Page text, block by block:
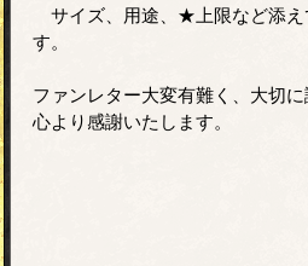
サイズ、用途、★上限など添え
す。
ファンレター大変有難く、大切
心より感謝いたします。